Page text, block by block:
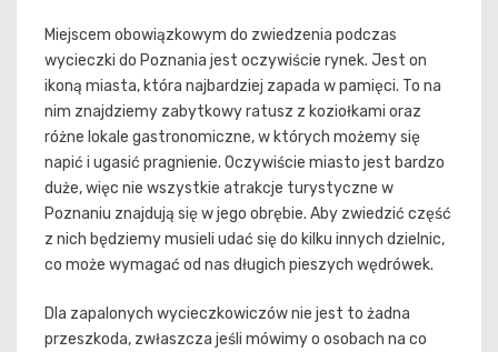
Miejscem obowiązkowym do zwiedzenia podczas
wycieczki do Poznania jest oczywiście rynek. Jest on
ikoną miasta, która najbardziej zapada w pamięci. To na
nim znajdziemy zabytkowy ratusz z koziołkami oraz
różne lokale gastronomiczne, w których możemy się
napić i ugasić pragnienie. Oczywiście miasto jest bardzo
duże, więc nie wszystkie atrakcje turystyczne w
Poznaniu znajdują się w jego obrębie. Aby zwiedzić część
z nich będziemy musieli udać się do kilku innych dzielnic,
co może wymagać od nas długich pieszych wędrówek.
Dla zapalonych wycieczkowiczów nie jest to żadna
przeszkoda, zwłaszcza jeśli mówimy o osobach na co